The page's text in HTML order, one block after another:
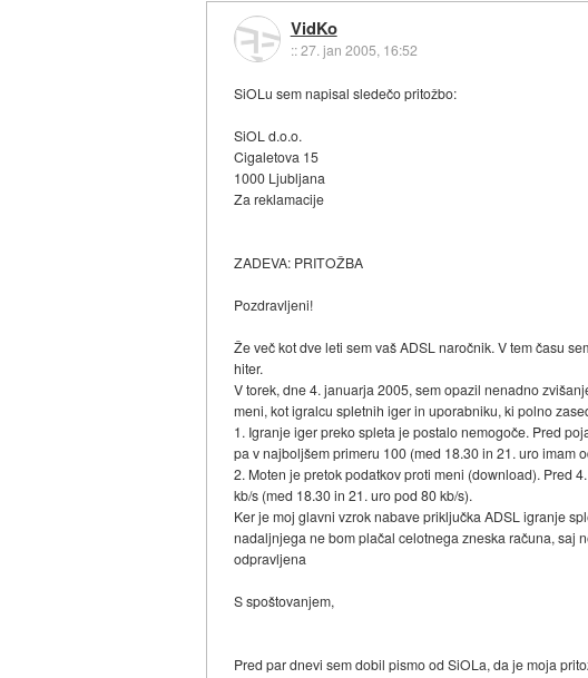
VidKo
::27. jan 2005, 16:52
SiOLu sem napisal sledečo pritožbo:
SiOL d.o.o.
Cigaletova 15
1000 Ljubljana
Za reklamacije
ZADEVA: PRITOŽBA
Pozdravljeni!
Že več kot dve leti sem vaš ADSL naročnik. V tem času
hiter.
V torek, dne 4. januarja 2005, sem opazil nenadno
meni, kot igralcu spletnih iger in uporabniku, ki polno
1. Igranje iger preko spleta je postalo nemogoče. Pred
pa v najboljšem primeru 100 (med 18.30 in 21. uro imam
2. Moten je pretok podatkov proti meni (download). Pred
kb/s (med 18.30 in 21. uro pod 80 kb/s).
Ker je moj glavni vzrok nabave priključka ADSL igranje
nadaljnjega ne bom plačal celotnega zneska računa, saj
odpravljena
S spoštovanjem,
Pred par dnevi sem dobil pismo od SiOLa, da je moja